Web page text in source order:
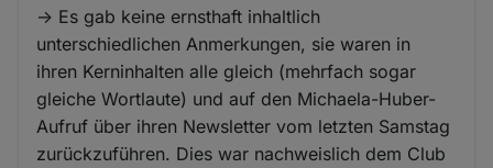
-> Es gab keine ernsthaft inhaltlich
unterschiedlichen Anmerkungen, sie waren in
ihren Kerninhalten alle gleich (mehrfach sogar
gleiche Wortlaute) und auf den Michaela-Huber-
Aufruf über ihren Newsletter vom letzten Samstag
zurückzuführen. Dies war nachweislich dem Club